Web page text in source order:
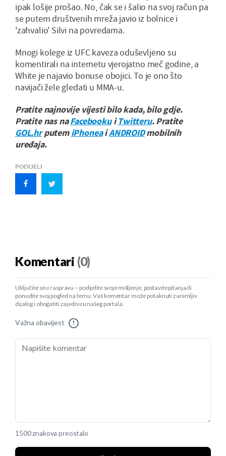
ipak lošije prošao. No, čak se i šalio na svoj račun pa
se putem društvenih mreža javio iz bolnice i
'zahvalio' Silvi na povredama.
Mnogi kolege iz UFC kaveza oduševljeno su
komentirali na internetu vjerojatno meč godine, a
White je najavio bonuse obojici. To je ono što
navijači žele gledati u MMA-u.
Pratite najnovije vijesti bilo kada, bilo gdje.
Pratite nas naFacebookuiTwitteru. Pratite
GOL.hrputemiPhoneaiANDROIDmobilnih
uređaja.
PODIJELI
Komentari (0)
Uključite se u raspravu – podijelite svoje mišljenje, postavite pitanja ili
ponudite svoj pogled na temu. Vaš komentar može potaknuti zanimljiv
dijalog i obogatiti zajednicu našeg portala.
Važna obavijest !
1500 znakova preostalo